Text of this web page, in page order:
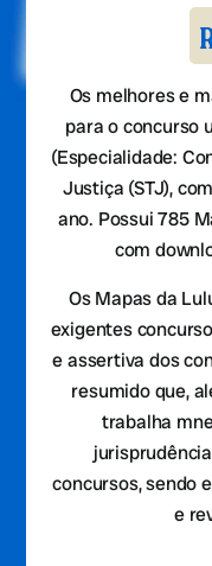
Os melhores e
para o concurso
(Especialidade:
Justiça (STJ),
ano. Possui 785
com
Os Mapas da
exigentes
e assertiva dos
resumido que,
trabalha
concursos, sendo
e